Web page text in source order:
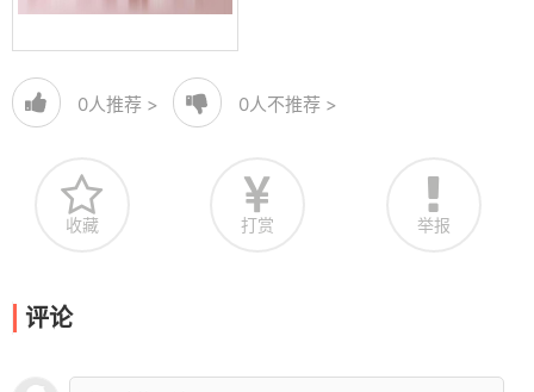
0人推荐 > 0人不推荐 >
收藏 打赏 举报
评论